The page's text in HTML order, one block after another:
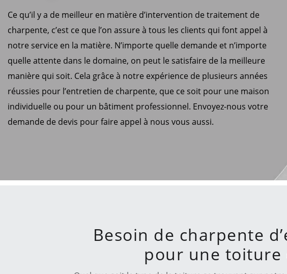
Ce qu’il y a de meilleur en matière d’intervention de traitement de
charpente, c’est ce que l’on assure à tous les clients qui font appel à
notre service en la matière. N’importe quelle demande et n’importe
quelle attente dans le domaine, on peut le satisfaire de la meilleure
manière qui soit. Cela grâce à notre expérience de plusieurs années
réussies pour l’entretien de charpente, que ce soit pour une maison
individuelle ou pour un bâtiment professionnel. Envoyez-nous votre
demande de devis pour faire appel à nous vous aussi.
Besoin de charpente
pour une toiture